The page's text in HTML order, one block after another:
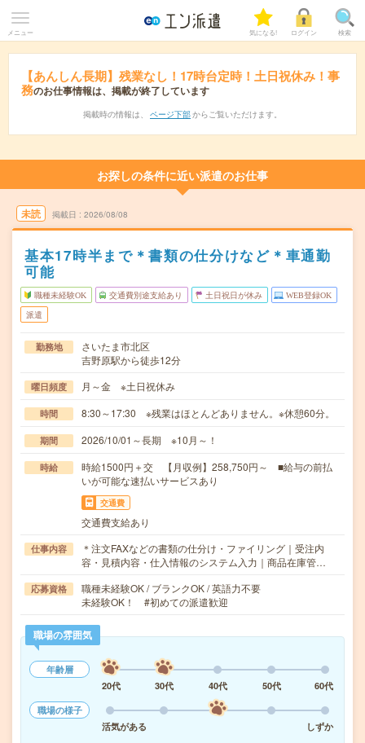
メニュー 気になる! ログイン 検索
【あんしん長期】残業なし！17時台定時！土日祝休み！事
務のお仕事情報は、掲載が終了しています
掲載時の情報は、 ページ下部 からご覧いただけます。
お探しの条件に近い派遣のお仕事
未読 掲載日 2026/08/08
基本17時半まで＊書類の仕分けなど＊車通勤
可能
職種未経験OK 交通費別途支給あり 土日祝日が休み WEB登録OK
派遣
勤務地
さいたま市北区
吉野原駅から徒歩12分
曜日頻度 月～金 ※土日祝休み
時間 8:30～17:30 ※残業はほとんどありません。※休憩60分。
期間 2026/10/01～長期 ※10月～！
時給
時給1500円＋交 【月収例】258,750円～ ■給与の前払
いが可能な速払いサービスあり
交通費
交通費支給あり
仕事内容
＊注文FAXなどの書類の仕分け・ファイリング｜受注内
容・見積内容・仕入情報のシステム入力｜商品在庫管…
応募資格
職種未経験OK / ブランクOK / 英語力不要
未経験OK！ #初めての派遣歓迎
職場の雰囲気
年齢層
20代
30代 40代 50代
60代
職場の様子
活気がある
しずか